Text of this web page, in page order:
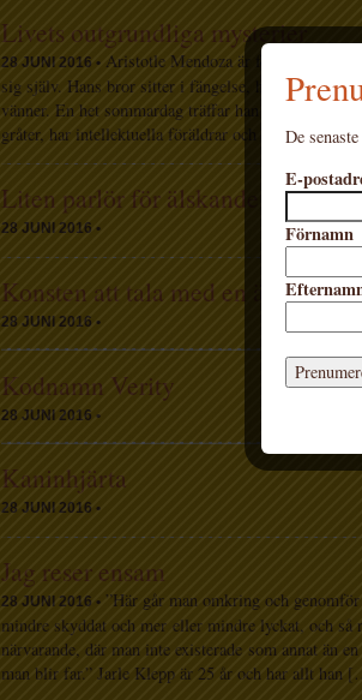
Livets outgrundliga mysterier
28 JUNI 2016 • Aristotle Mendoza är femton år och
sig själv. Hans bror sitter i fängelse, hans pappa är
vänner. En het sommardag träffar han Dante vid
gråter, har intellektuella föräldrar och älskar att […]
Liten parlör för älskande
28 JUNI 2016 •
Konsten att tala med en änkling
28 JUNI 2016 •
Kodnamn Verity
28 JUNI 2016 •
Kaninhjärta
28 JUNI 2016 •
Jag reser ensam
28 JUNI 2016 • ”Här går man omkring och
mindre skyddat och mer eller mindre lyckat, och så
närvarande, där man inte existerade som annat än
man blir far.” Jarle Klepp är 25 år och har allt han
De
E-
Förnamn